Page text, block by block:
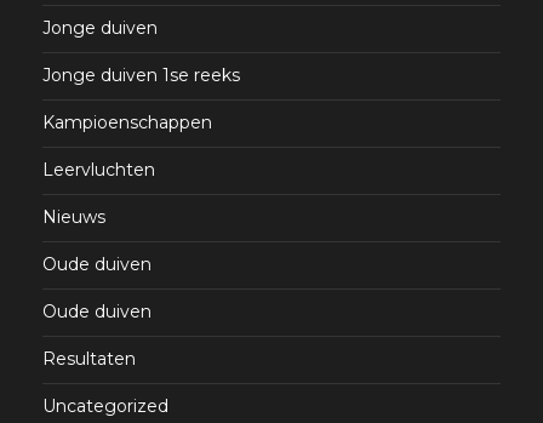
Jonge duiven
Jonge duiven 1se reeks
Kampioenschappen
Leervluchten
Nieuws
Oude duiven
Oude duiven
Resultaten
Uncategorized